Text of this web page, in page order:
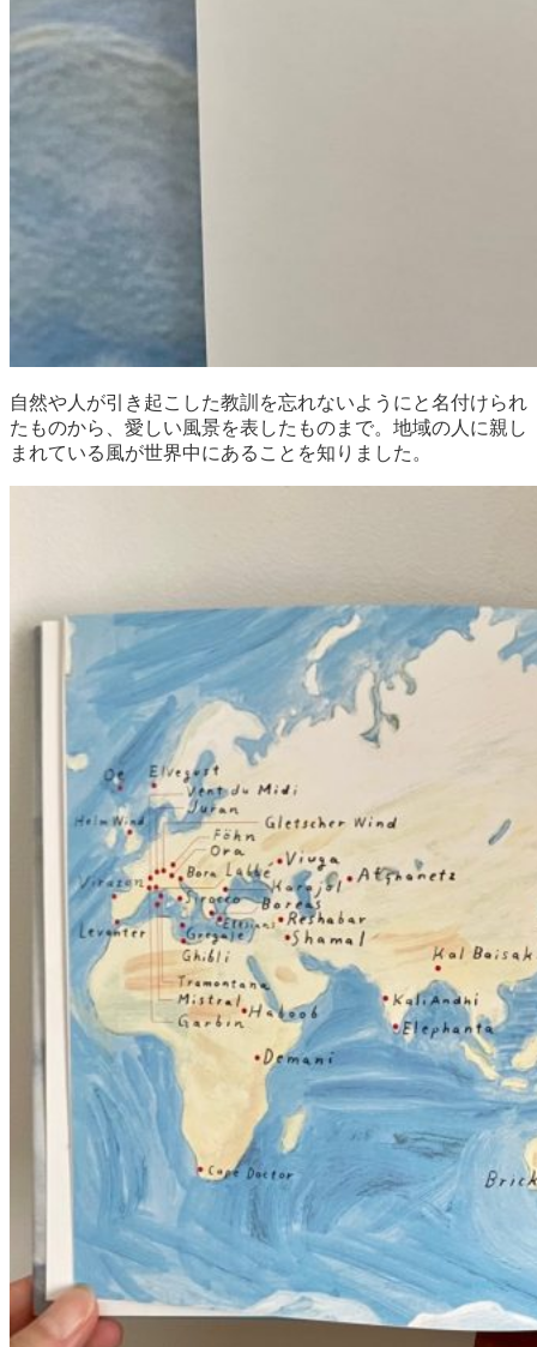
自然や人が引き起こした教訓を忘れないようにと名付けられ
たものから、愛しい風景を表したものまで。地域の人に親し
まれている風が世界中にあることを知りました。